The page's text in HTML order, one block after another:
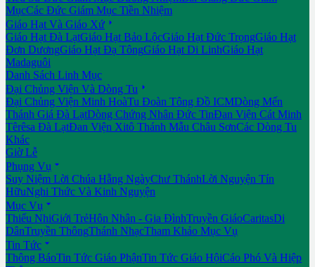
MụcCác Đức Giám Mục Tiền Nhiệm
Giáo Hạt Và Giáo Xứ 
Giáo Hạt Đà LạtGiáo Hạt Bảo LộcGiáo Hạt Đức TrọngGiáo Hạt
Đơn DươngGiáo Hạt Đạ TôngGiáo Hạt Di LinhGiáo Hạt
Madaguôi
Danh Sách Linh Mục
Đại Chủng Viện Và Dòng Tu 
Đại Chủng Viện Minh HoàTu Đoàn Tông Đồ ICMDòng Mến
Thánh Giá Đà LạtDòng Chứng Nhân Đức TinĐan Viện Cát Minh
Têrêsa Đà LạtĐan Viện Xitô Thánh Mẫu Châu SơnCác Dòng Tu
Khác
Giờ Lễ
Phụng Vụ 
Suy Niệm Lời Chúa Hằng NgàyChư ThánhLời Nguyện Tín
HữuNghi Thức Và Kinh Nguyện
Mục Vụ 
Thiếu NhiGiới TrẻHôn Nhân - Gia ĐìnhTruyền GiáoCaritasDi
DânTruyền ThôngThánh NhạcTham Khảo Mục Vụ
Tin Tức 
Thông BáoTin Tức Giáo PhậnTin Tức Giáo HộiCáo Phó Và Hiệp